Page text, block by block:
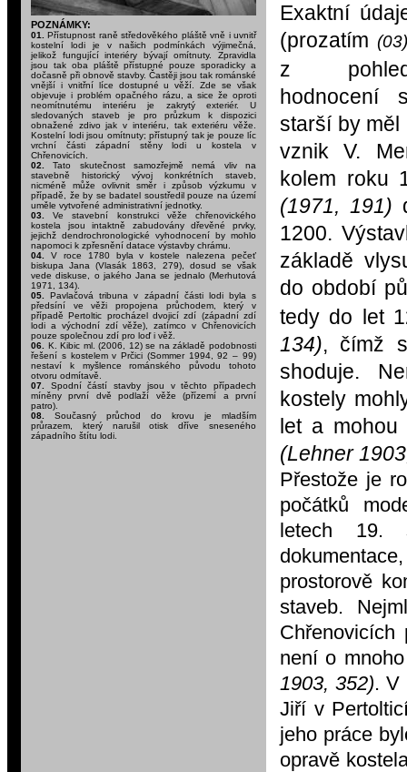
POZNÁMKY:
01.Přístupnost raně středověkého pláště vně i uvnitř
kostelní lodi je v našich podmínkách výjimečná,
jelikož fungující interiéry bývají omítnuty. Zpravidla
jsou tak oba pláště přístupné pouze sporadicky a
dočasně při obnově stavby. Častěji jsou tak románské
vnější i vnitřní líce dostupné u věží. Zde se však
objevuje i problém opačného rázu, a sice že oproti
neomítnutému interiéru je zakrytý exteriér. U
sledovaných staveb je pro průzkum k dispozici
obnažené zdivo jak v interiéru, tak exteriéru věže.
Kostelní lodi jsou omítnuty; přístupný tak je pouze líc
vrchní části západní stěny lodi u kostela v
Chřenovicích.
02.Tato skutečnost samozřejmě nemá vliv na
stavebně historický vývoj konkrétních staveb,
nicméně může ovlivnit směr i způsob výzkumu v
případě, že by se badatel soustředil pouze na území
uměle vytvořené administrativní jednotky.
03.Ve stavební konstrukci věže chřenovického
kostela jsou intaktně zabudovány dřevěné prvky,
jejichž dendrochronologické vyhodnocení by mohlo
napomoci k zpřesnění datace výstavby chrámu.
04. V roce 1780 byla v kostele nalezena pečeť
biskupa Jana (Vlasák 1863, 279), dosud se však
vede diskuse, o jakého Jana se jednalo (Merhutová
1971, 134).
05.Pavlačová tribuna v západní části lodi byla s
předsíní ve věži propojena průchodem, který v
případě Pertoltic procházel dvojicí zdí (západní zdí
lodi a východní zdí věže), zatímco v Chřenovicích
pouze společnou zdí pro loď i věž.
06. K. Kibic ml. (2006, 12) se na základě podobnosti
řešení s kostelem v Prčici (Sommer 1994, 92 – 99)
nestaví k myšlence románského původu tohoto
otvoru odmítavě.
07. Spodní částí stavby jsou v těchto případech
míněny první dvě podlaží věže (přízemí a první
patro).
08. Současný průchod do krovu je mladším
průrazem, který narušil otisk dříve sneseného
západního štítu lodi.
Exaktní
(prozatím (03)
z
hodnocení
starší by měl
vznik V.
kolem roku
(1971, 191)
1200.
základě
do období
tedy do let
134), čímž
shoduje.
kostely
let a mohou
(Lehner
Přestože je
počátků
letech 19.
prostorově
staveb.
není o
1903, 352). V
Jiří v
jeho práce
opravě